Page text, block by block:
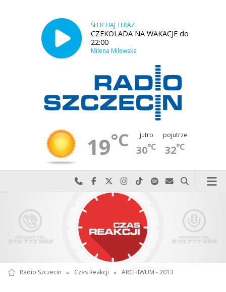
SŁUCHAJ TERAZ
CZEKOLADA NA WAKACJE do
22:00
Milena Milewska
19°C jutro
30°C
pojutrze
32°C
Najlepiej po prostu do nas zadzwoń
Odwiedź nas na Facebook-u
Odwiedź nas na X
Odwiedź nas na Instagram-ie
Odwiedź nas na TikTok-u
Szukaj nas na Spotify
Wyślij do nas
Szukaj
Radio Szczecin » Czas Reakcji » ARCHIWUM - 2013